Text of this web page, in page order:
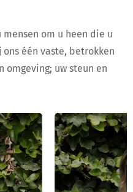
om u heen die u
één vaste, betrokken
omgeving; uw steun en